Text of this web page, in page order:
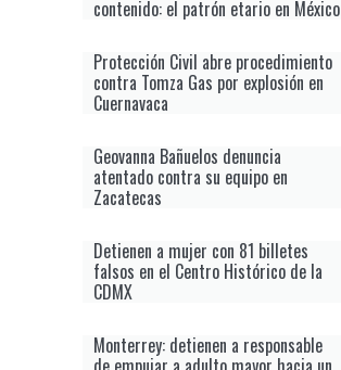
contenido: el patrón etario en México
Protección Civil abre procedimiento
contra Tomza Gas por explosión en
Cuernavaca
Geovanna Bañuelos denuncia
atentado contra su equipo en
Zacatecas
Detienen a mujer con 81 billetes
falsos en el Centro Histórico de la
CDMX
Monterrey: detienen a responsable